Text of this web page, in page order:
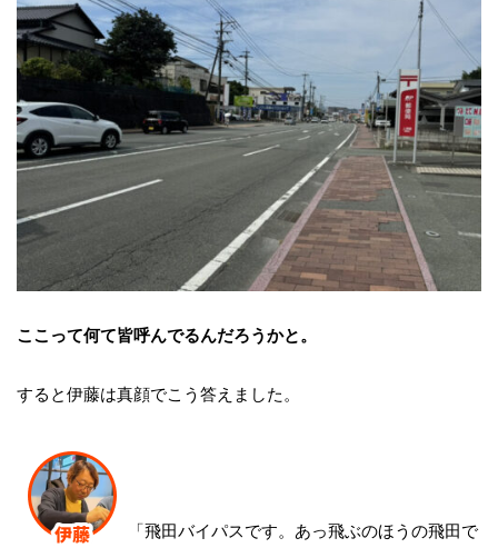
ここって何て皆呼んでるんだろうかと。
すると伊藤は真顔でこう答えました。
「飛田バイパスです。あっ飛ぶのほうの飛田で